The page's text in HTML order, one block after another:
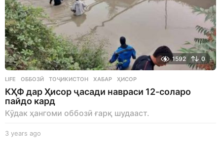
1592 0
LIFE ОББОЗӢ ,ТОҶИКИСТОН ,ХАБАР ,ҲИСОР
КҲФ дар Ҳисор ҷасади навраси 12-соларо
пайдо кард
Кӯдак ҳангоми оббозӣ ғарқ шудааст.
3 years ago